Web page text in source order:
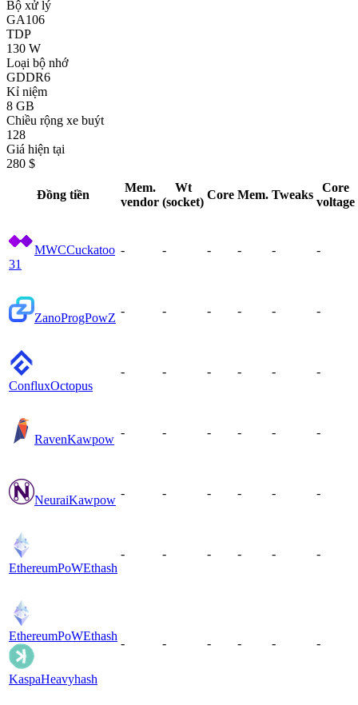
Bộ xử lý
GA106
TDP
130 W
Loại bộ nhớ
GDDR6
Kỉ niệm
8 GB
Chiều rộng xe buýt
128
Giá hiện tại
280 $
Đồng tiền
Mem.
vendor
Wt
(socket)
Core Mem. Tweaks
Core
voltage
MWCCuckatoo
31
- - - - - -
ZanoProgPowZ
- - - - - -
ConfluxOctopus
- - - - - -
RavenKawpow
- - - - - -
NeuraiKawpow
- - - - - -
EthereumPoWEthash
- - - - - -
EthereumPoWEthash
KaspaHeavyhash
- - - - - -